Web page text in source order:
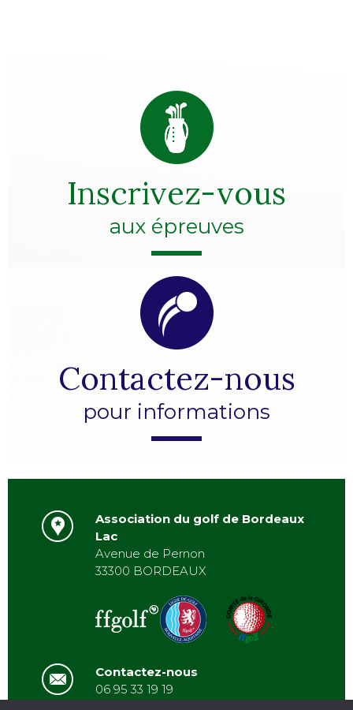
Inscrivez-vous
aux épreuves
Contactez-nous
pour informations
Association du golf de Bordeaux
Lac
Avenue de Pernon
33300 BORDEAUX
Contactez-nous
06 95 33 19 19